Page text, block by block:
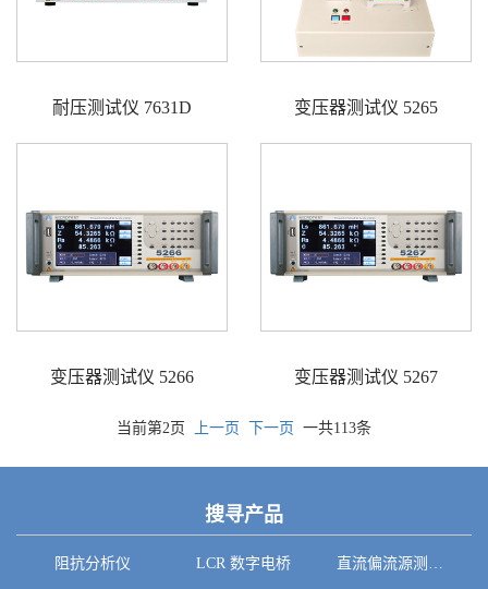
耐压测试仪 7631D 变压器测试仪 5265
变压器测试仪 5266 变压器测试仪 5267
当前第2页 上一页 下一页 一共113条
搜寻产品
阻抗分析仪 LCR 数字电桥 直流偏流源测试系统